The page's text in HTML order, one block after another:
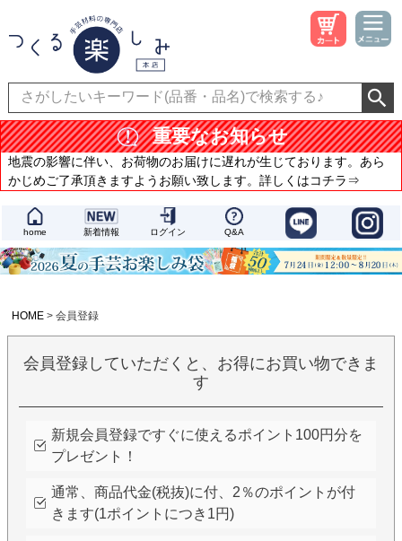
重要なお知らせ
地震の影響に伴い、お荷物のお届けに遅れが生じております。あら
かじめご了承頂きますようお願い致します。詳しくはコチラ⇒
home 新着情報 ログイン Q&A
HOME 会員登録
会員登録していただくと、お得にお買い物できま
す
新規会員登録ですぐに使えるポイント100円分を
プレゼント！
通常、商品代金(税抜)に付、2％のポイントが付
きます(1ポイントにつき1円)